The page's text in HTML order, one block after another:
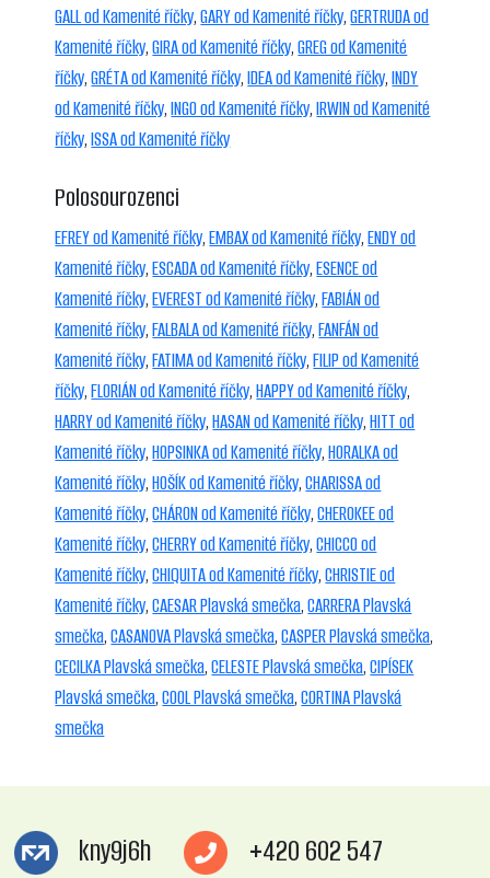
GALL od Kamenité říčky,GARY od Kamenité říčky,GERTRUDA od
Kamenité říčky,GIRA od Kamenité říčky,GREG od Kamenité
říčky,GRÉTA od Kamenité říčky,IDEA od Kamenité říčky,INDY
od Kamenité říčky,INGO od Kamenité říčky,IRWIN od Kamenité
říčky,ISSA od Kamenité říčky
Polosourozenci
EFREY od Kamenité říčky,EMBAX od Kamenité říčky,ENDY od
Kamenité říčky,ESCADA od Kamenité říčky,ESENCE od
Kamenité říčky,EVEREST od Kamenité říčky,FABIÁN od
Kamenité říčky,FALBALA od Kamenité říčky,FANFÁN od
Kamenité říčky,FATIMA od Kamenité říčky,FILIP od Kamenité
říčky,FLORIÁN od Kamenité říčky,HAPPY od Kamenité říčky,
HARRY od Kamenité říčky,HASAN od Kamenité říčky,HITT od
Kamenité říčky,HOPSINKA od Kamenité říčky,HORALKA od
Kamenité říčky,HOŠÍK od Kamenité říčky,CHARISSA od
Kamenité říčky,CHÁRON od Kamenité říčky,CHEROKEE od
Kamenité říčky,CHERRY od Kamenité říčky,CHICCO od
Kamenité říčky,CHIQUITA od Kamenité říčky,CHRISTIE od
Kamenité říčky,CAESAR Plavská smečka,CARRERA Plavská
smečka,CASANOVA Plavská smečka,CASPER Plavská smečka,
CECILKA Plavská smečka,CELESTE Plavská smečka,CIPÍSEK
Plavská smečka,COOL Plavská smečka,CORTINA Plavská
smečka
kny9j6h
+420 602 547